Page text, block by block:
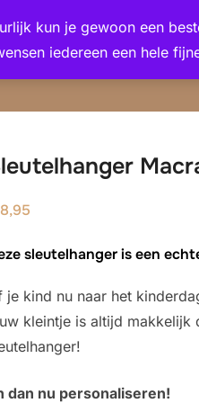
kun je gewoon een
iedereen een hele
8,95
sleutelhanger is een
je kind nu naar het
kleintje is altijd makkelijk
dan nu personaliseren!